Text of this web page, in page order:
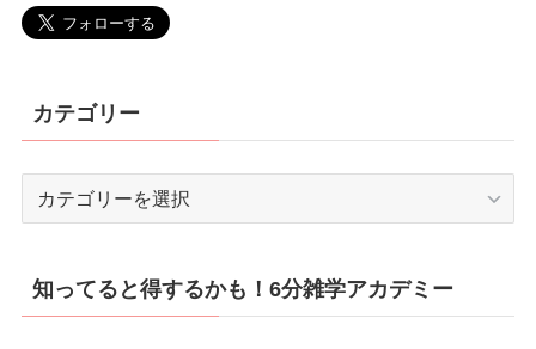
カテゴリー
リ
ー
知ってると得するかも！6分雑学アカデミー